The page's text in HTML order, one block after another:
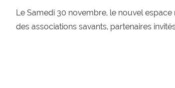
Le Samedi 30 novembre, le nouvel
des associations savants, partenaires